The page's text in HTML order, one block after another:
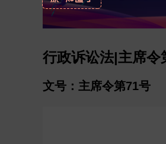
行政诉讼法|主席令
文号：主席令第71号